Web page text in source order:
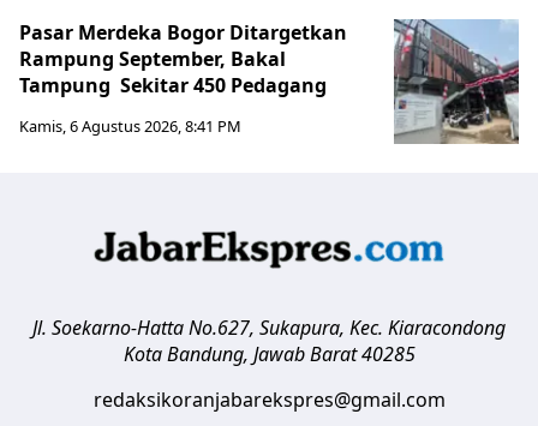
Pasar Merdeka Bogor Ditargetkan
Rampung September, Bakal
Tampung Sekitar 450 Pedagang
Kamis, 6 Agustus 2026, 8:41 PM
Jl. Soekarno-Hatta No.627, Sukapura, Kec. Kiaracondong
Kota Bandung, Jawab Barat 40285
redaksikoranjabarekspres@gmail.com